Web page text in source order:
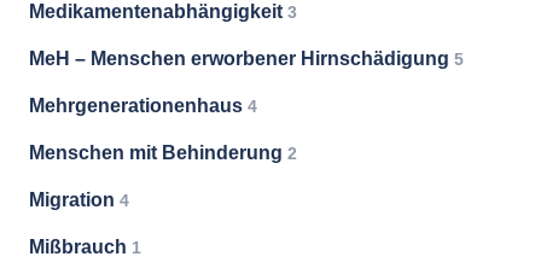
Medikamentenabhängigkeit 3
MeH – Menschen erworbener Hirnschädigung 5
Mehrgenerationenhaus 4
Menschen mit Behinderung 2
Migration 4
Mißbrauch 1